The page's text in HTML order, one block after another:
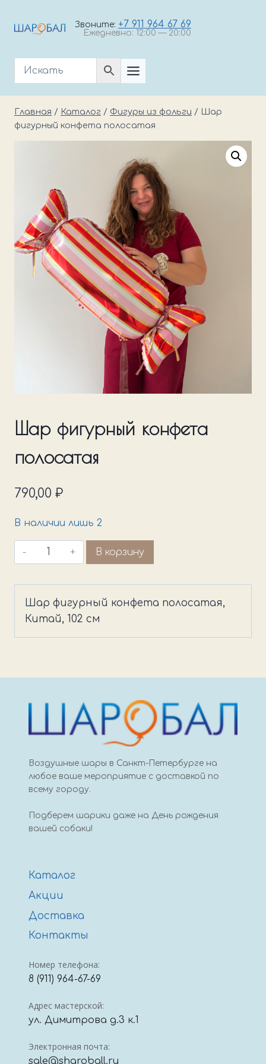
Звоните: +7 911 964 67 69
Ежедневно: 12:00 — 20:00
Главная / Каталог / Фигуры из фольги /
Шар
фигурный конфета полосатая
Шар фигурный конфета
полосатая
790,00 ₽
В наличии лишь 2
Количество
товара
фигурный
конфета
В корзину
Шар фигурный конфета полосатая,
Китай, 102 см
Воздушные шары в Санкт-Петербурге на
любое ваше мероприятие с доставкой по
всему городу.
Подберем шарики даже на День рождения
вашей собаки!
Каталог
Акции
Доставка
Контакты
Номер телефона:
8 (911) 964-67-69
Адрес мастерской:
ул. Димитрова д.3 к.1
Электронная почта:
sale@sharoball.ru